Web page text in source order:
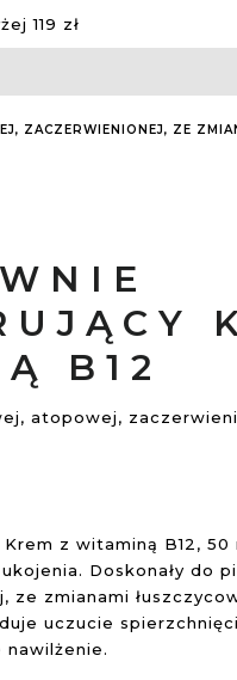
119 zł
ZACZERWIENIONEJ, ZE
B12
atopowej,
z witaminą B12, 50
Doskonały do
zmianami
uczucie